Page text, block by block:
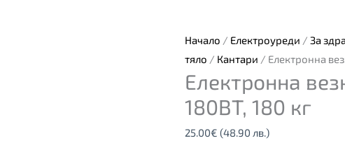
Начало / Електроуреди / За
тяло / Кантари / Електронна
Електронна
180BT, 180 кг
25.00€ (48.90 лв.)